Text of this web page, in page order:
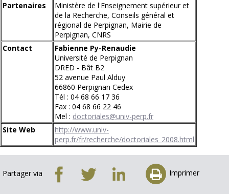
Partenaires
Ministère de l'Enseignement supérieur et
de la Recherche, Conseils général et
régional de Perpignan, Mairie de
Perpignan, CNRS
Contact
Fabienne Py-Renaudie
Université de Perpignan
DRED - Bât B2
52 avenue Paul Alduy
66860 Perpignan Cedex
Tél : 04 68 66 17 36
Fax : 04 68 66 22 46
Mel : doctoriales@univ-perp.fr
Site Web
http://www.univ-
perp.fr/fr/recherche/doctoriales_2008.html
Partager via Imprimer